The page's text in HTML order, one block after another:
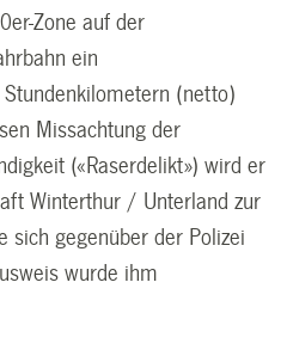
Zone auf der
ein
(netto)
Missachtung der
(«Raserdelikt») wird er
Winterthur / Unterland zur
sich gegenüber der Polizei
wurde ihm